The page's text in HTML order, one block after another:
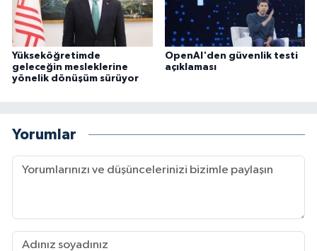
Yükseköğretimde
geleceğin mesleklerine
yönelik dönüşüm sürüyor
OpenAI'den güvenlik testi
açıklaması
Yorumlar